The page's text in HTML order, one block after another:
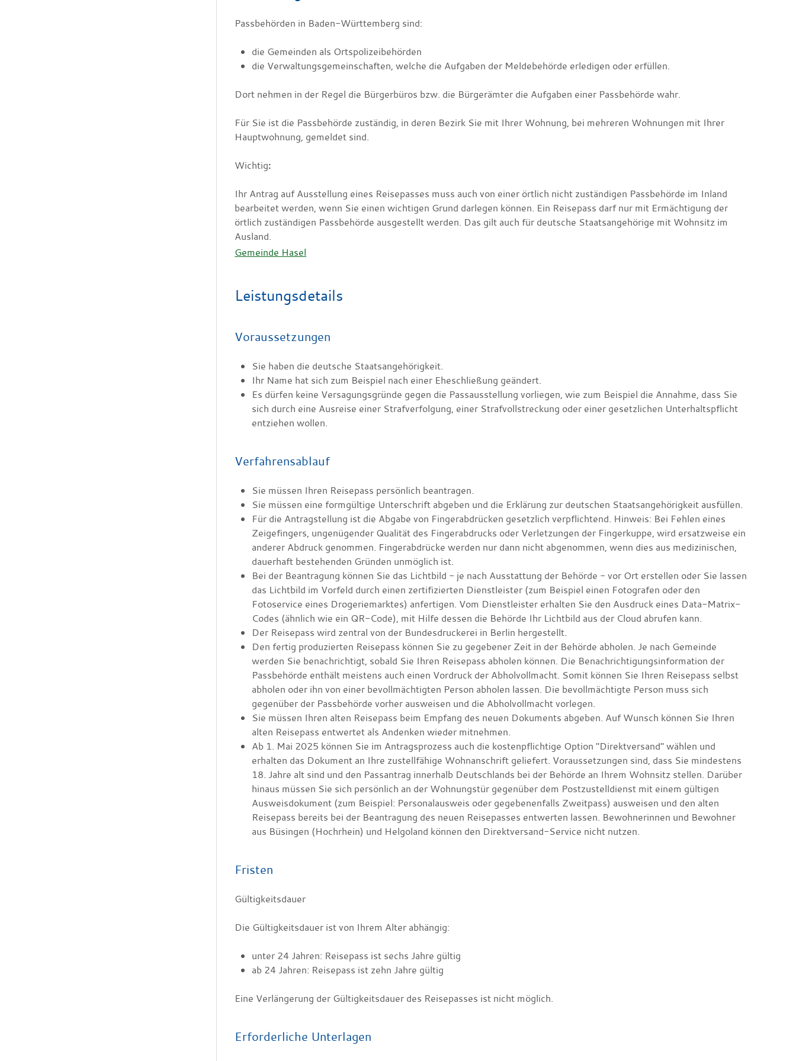
Passbehörden in Baden-Württemberg sind:
die Gemeinden als Ortspolizeibehörden
die Verwaltungsgemeinschaften, welche die Aufgaben der Meldebehörde erledigen oder erfüllen.
Dort nehmen in der Regel die Bürgerbüros bzw. die Bürgerämter die Aufgaben einer Passbehörde wahr.
Für Sie ist die Passbehörde zuständig, in deren Bezirk Sie mit Ihrer Wohnung, bei mehreren Wohnungen mit Ihrer
Hauptwohnung, gemeldet sind.
Wichtig:
Ihr Antrag auf Ausstellung eines Reisepasses muss auch von einer örtlich nicht zuständigen Passbehörde im Inland
bearbeitet werden, wenn Sie einen wichtigen Grund darlegen können. Ein Reisepass darf nur mit Ermächtigung der
örtlich zuständigen Passbehörde ausgestellt werden. Das gilt auch für deutsche Staatsangehörige mit Wohnsitz im
Ausland.
Gemeinde Hasel
Leistungsdetails
Voraussetzungen
Sie haben die deutsche Staatsangehörigkeit.
Ihr Name hat sich zum Beispiel nach einer Eheschließung geändert.
Es dürfen keine Versagungsgründe gegen die Passausstellung vorliegen, wie zum Beispiel die Annahme, dass Sie
sich durch eine Ausreise einer Strafverfolgung, einer Strafvollstreckung oder einer gesetzlichen Unterhaltspflicht
entziehen wollen.
Verfahrensablauf
Sie müssen Ihren Reisepass persönlich beantragen.
Sie müssen eine formgültige Unterschrift abgeben und die Erklärung zur deutschen Staatsangehörigkeit ausfüllen.
Für die Antragstellung ist die Abgabe von Fingerabdrücken gesetzlich verpflichtend. Hinweis: Bei Fehlen eines
Zeigefingers, ungenügender Qualität des Fingerabdrucks oder Verletzungen der Fingerkuppe, wird ersatzweise ein
anderer Abdruck genommen. Fingerabdrücke werden nur dann nicht abgenommen, wenn dies aus medizinischen,
dauerhaft bestehenden Gründen unmöglich ist.
Bei der Beantragung können Sie das Lichtbild - je nach Ausstattung der Behörde - vor Ort erstellen oder Sie lassen
das Lichtbild im Vorfeld durch einen zertifizierten Dienstleister (zum Beispiel einen Fotografen oder den
Fotoservice eines Drogeriemarktes) anfertigen. Vom Dienstleister erhalten Sie den Ausdruck eines Data-Matrix-
Codes (ähnlich wie ein QR-Code), mit Hilfe dessen die Behörde Ihr Lichtbild aus der Cloud abrufen kann.
Der Reisepass wird zentral von der Bundesdruckerei in Berlin hergestellt.
Den fertig produzierten Reisepass können Sie zu gegebener Zeit in der Behörde abholen. Je nach Gemeinde
werden Sie benachrichtigt, sobald Sie Ihren Reisepass abholen können. Die Benachrichtigungsinformation der
Passbehörde enthält meistens auch einen Vordruck der Abholvollmacht. Somit können Sie Ihren Reisepass selbst
abholen oder ihn von einer bevollmächtigten Person abholen lassen. Die bevollmächtigte Person muss sich
gegenüber der Passbehörde vorher ausweisen und die Abholvollmacht vorlegen.
Sie müssen Ihren alten Reisepass beim Empfang des neuen Dokuments abgeben. Auf Wunsch können Sie Ihren
alten Reisepass entwertet als Andenken wieder mitnehmen.
Ab 1. Mai 2025 können Sie im Antragsprozess auch die kostenpflichtige Option "Direktversand" wählen und
erhalten das Dokument an Ihre zustellfähige Wohnanschrift geliefert. Voraussetzungen sind, dass Sie mindestens
18. Jahre alt sind und den Passantrag innerhalb Deutschlands bei der Behörde an Ihrem Wohnsitz stellen. Darüber
hinaus müssen Sie sich persönlich an der Wohnungstür gegenüber dem Postzustelldienst mit einem gültigen
Ausweisdokument (zum Beispiel: Personalausweis oder gegebenenfalls Zweitpass) ausweisen und den alten
Reisepass bereits bei der Beantragung des neuen Reisepasses entwerten lassen. Bewohnerinnen und Bewohner
aus Büsingen (Hochrhein) und Helgoland können den Direktversand-Service nicht nutzen.
Fristen
Gültigkeitsdauer
Die Gültigkeitsdauer ist von Ihrem Alter abhängig:
unter 24 Jahren: Reisepass ist sechs Jahre gültig
ab 24 Jahren: Reisepass ist zehn Jahre gültig
Eine Verlängerung der Gültigkeitsdauer des Reisepasses ist nicht möglich.
Erforderliche Unterlagen